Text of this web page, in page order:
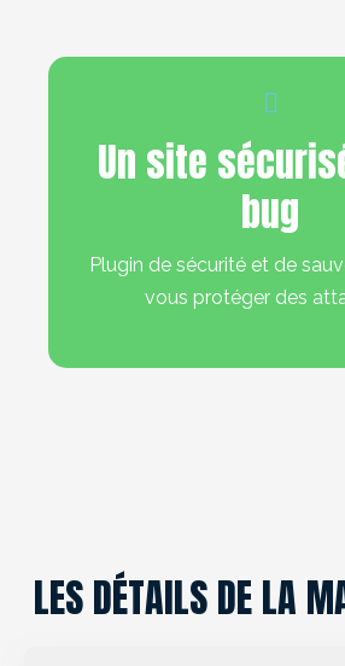
Un site
bug
Plugin de sécurité et de
vous protéger des
LES DÉTAILS DE LA